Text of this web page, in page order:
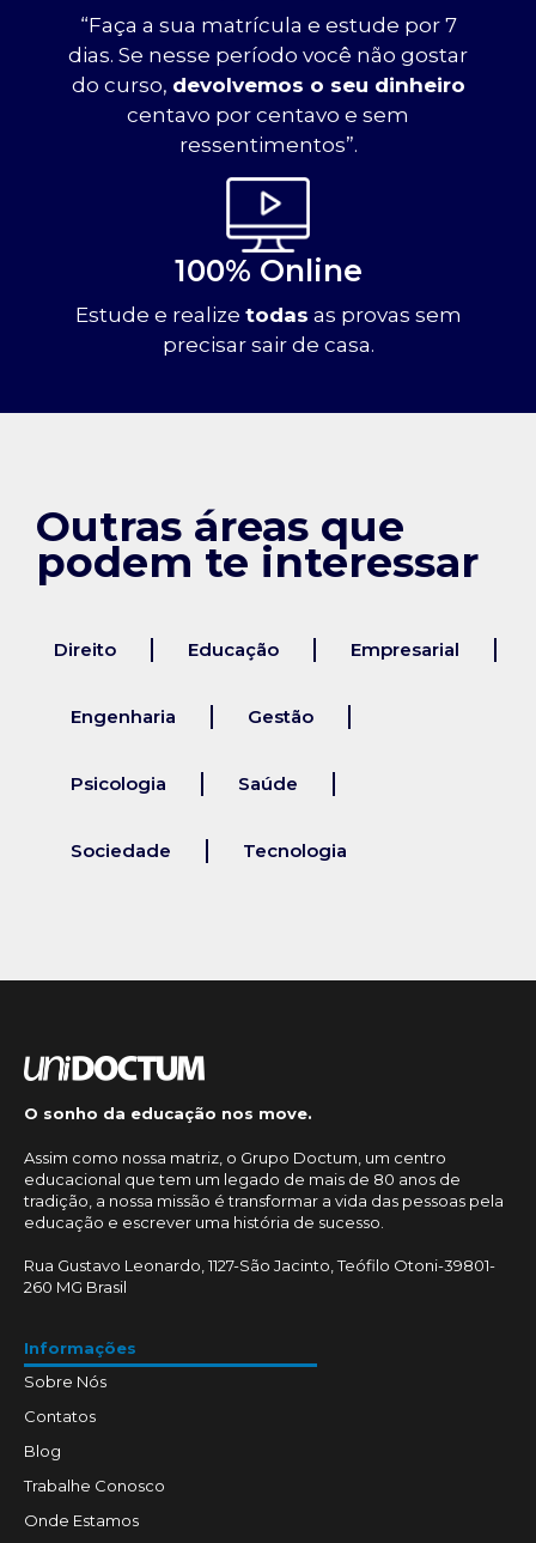
“Faça a sua matrícula e estude por 7
dias. Se nesse período você não gostar
do curso, devolvemos o seu dinheiro
centavo por centavo e sem
ressentimentos”.
100% Online
Estude e realize todas as provas sem
precisar sair de casa.
Outras áreas que
podem te interessar
Direito Educação Empresarial
Engenharia Gestão
Psicologia Saúde
Sociedade Tecnologia
O sonho da educação nos move.
Assim como nossa matriz, o Grupo Doctum, um centro
educacional que tem um legado de mais de 80 anos de
tradição, a nossa missão é transformar a vida das pessoas pela
educação e escrever uma história de sucesso.
Rua Gustavo Leonardo, 1127-São Jacinto, Teófilo Otoni-39801-
260 MG Brasil
Informações
Sobre Nós
Contatos
Blog
Trabalhe Conosco
Onde Estamos